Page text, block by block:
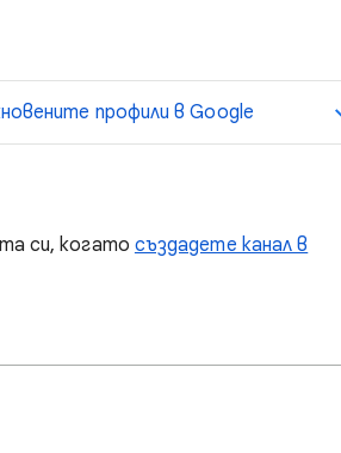
профили в Google
си, когато създадете канал в